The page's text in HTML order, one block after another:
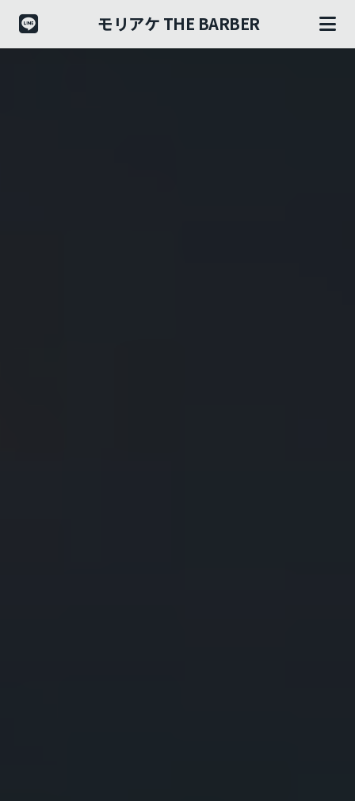
モリアケ THE BARBER